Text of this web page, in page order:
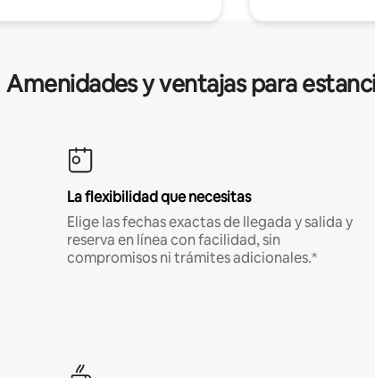
Amenidades y ventajas para
La flexibilidad que necesitas
Elige las fechas exactas de llegada y salida y
reserva en línea con facilidad, sin
compromisos ni trámites adicionales.*